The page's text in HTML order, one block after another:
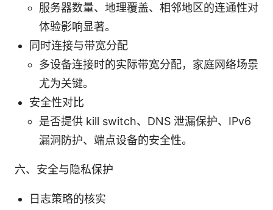
服务器数量、地理覆盖、相邻地区的连通性对
体验影响显著。
同时连接与带宽分配
多设备连接时的实际带宽分配，家庭网络场景
尤为关键。
安全性对比
是否提供 kill switch、DNS 泄漏保护、IPv6
漏洞防护、端点设备的安全性。
六、安全与隐私保护
日志策略的核实